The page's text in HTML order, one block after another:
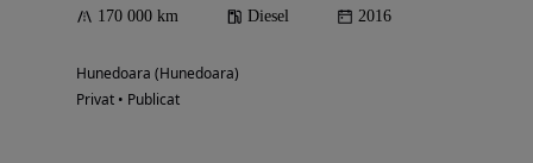
170 000 km Diesel 2016
Hunedoara (Hunedoara)
Privat • Publicat